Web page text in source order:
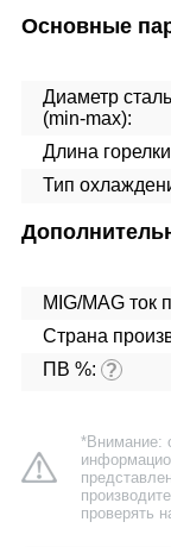
Основные
Диаметр
(min-max):
Длина
Тип
MIG/MAG ток
Страна
ПВ %: ?
*Внимание:
проверять